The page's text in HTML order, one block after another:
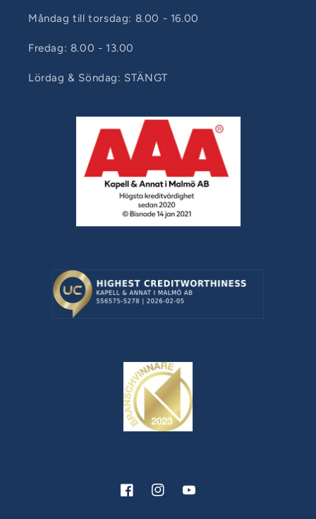
Måndag till torsdag: 8.00 - 16.00
Fredag: 8.00 - 13.00
Lördag & Söndag: STÄNGT
FacebookInstagramYouTube